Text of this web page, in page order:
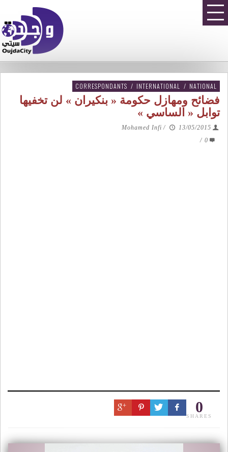
CORRESPONDANTS / INTERNATIONAL / NATIONAL
فضائح ومهازل حكومة « بنكيران » لن تخفيها
توابل « الساسي »
Mohamed Infi /
13/05/2015
0
/
0
SHARES